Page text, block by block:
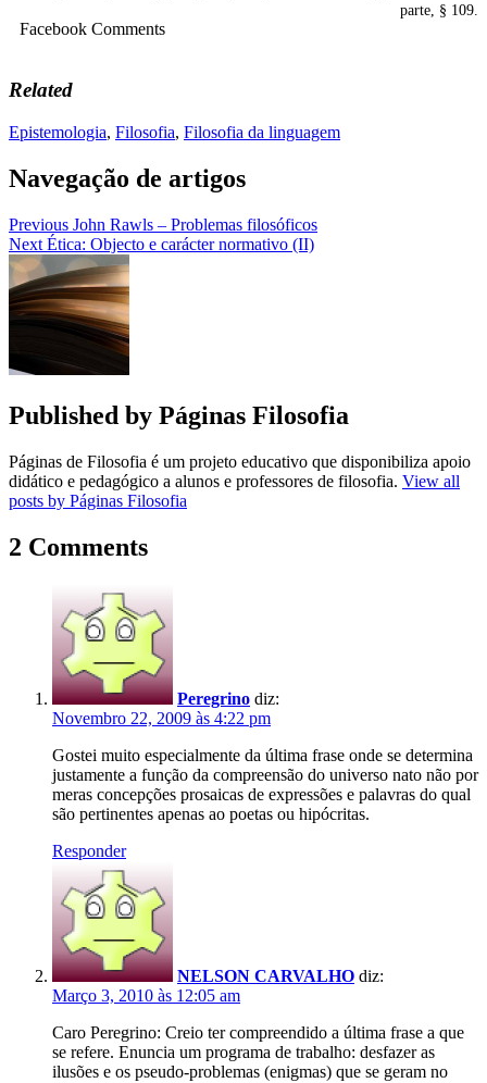
parte, § 109.
Facebook Comments
Related
Epistemologia, Filosofia, Filosofia da linguagem
Navegação de artigos
Previous John Rawls – Problemas filosóficos
Next Ética: Objecto e carácter normativo (II)
Published by Páginas Filosofia
Páginas de Filosofia é um projeto educativo que disponibiliza apoio
didático e pedagógico a alunos e professores de filosofia. View all
posts by Páginas Filosofia
2 Comments
Peregrino diz:
Novembro 22, 2009 às 4:22 pm
Gostei muito especialmente da última frase onde se determina
justamente a função da compreensão do universo nato não por
meras concepções prosaicas de expressões e palavras do qual
são pertinentes apenas ao poetas ou hipócritas.
Responder
NELSON CARVALHO diz:
Março 3, 2010 às 12:05 am
Caro Peregrino: Creio ter compreendido a última frase a que
se refere. Enuncia um programa de trabalho: desfazer as
ilusões e os pseudo-problemas (enigmas) que se geram no